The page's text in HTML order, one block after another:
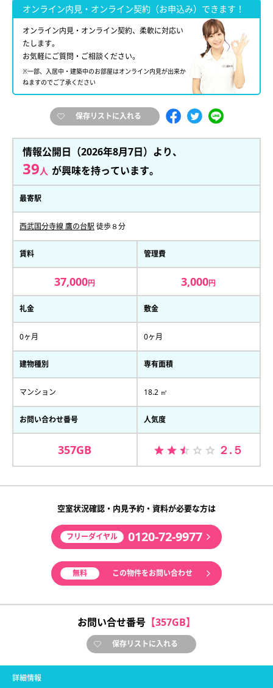
オンライン内見・オンライン契約（お申込み）できます！
オンライン内見・オンライン契約、柔軟に対応い
たします。
お気軽にご質問・ご相談ください。
※一部、入居中・建築中のお部屋はオンライン内見が出来か
ねますのでご了承ください
保存リストに入れる
情報公開日（2026年8月7日）より、
39人 が興味を持っています。
最寄駅
西武国分寺線 鷹の台駅 徒歩８分
賃料
37,000円
管理費
3,000円
礼金
0ヶ月
敷金
0ヶ月
建物種別
マンション
専有面積
18.2 ㎡
お問い合わせ番号
357GB
人気度
２.５
空室状況確認・内見予約・資料が必要な方は
フリーダイヤル 0120-72-9977
無料 この物件をお問い合わせ
お問い合せ番号 【357GB】
保存リストに入れる
詳細情報